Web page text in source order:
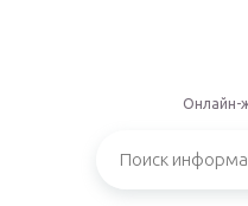
Онлайн-